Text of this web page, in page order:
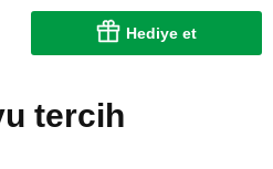
Hediye et
tercih